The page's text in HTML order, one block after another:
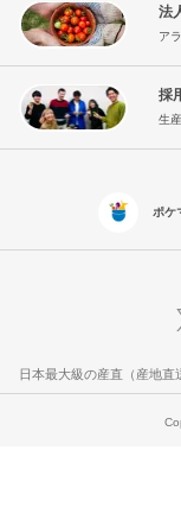
法
ア
採
生
ポケ
日本最大級の産直（産地直